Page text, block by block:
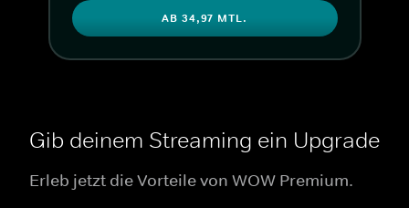
AB 34,97 MTL.
Gib deinem Streaming ein Upgrade
Erleb jetzt die Vorteile von WOW Premium.